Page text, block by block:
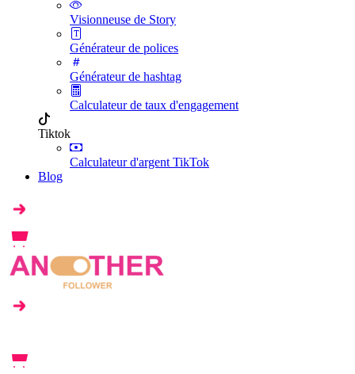
Visionneuse de Story
Générateur de polices
Générateur de hashtag
Calculateur de taux d'engagement
Tiktok
Calculateur d'argent TikTok
Blog